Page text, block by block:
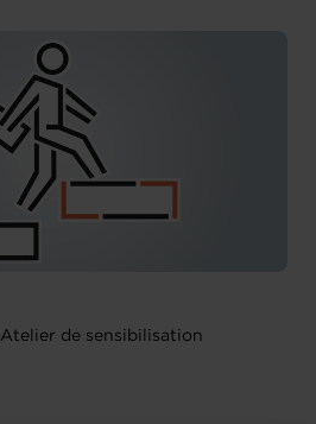
Atelier de sensibilisation